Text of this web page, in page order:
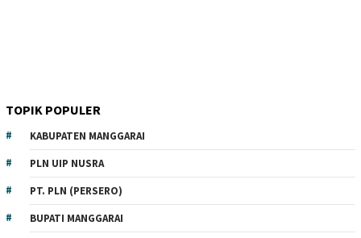
TOPIK POPULER
KABUPATEN MANGGARAI
PLN UIP NUSRA
PT. PLN (PERSERO)
BUPATI MANGGARAI